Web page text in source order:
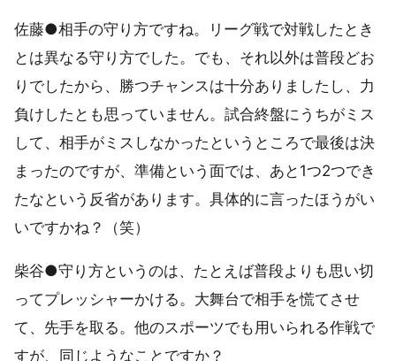
佐藤●相手の守り方ですね。リーグ戦で対戦したとき
とは異なる守り方でした。でも、それ以外は普段どお
りでしたから、勝つチャンスは十分ありましたし、力
負けしたとも思っていません。試合終盤にうちがミス
して、相手がミスしなかったというところで最後は決
まったのですが、準備という面では、あと1つ2つでき
たなという反省があります。具体的に言ったほうがい
いですかね？（笑）
柴谷●守り方というのは、たとえば普段よりも思い切
ってプレッシャーかける。大舞台で相手を慌てさせ
て、先手を取る。他のスポーツでも用いられる作戦で
すが、同じようなことですか？